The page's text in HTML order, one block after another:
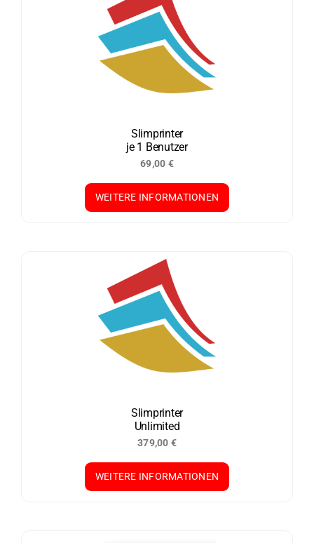
Varianten
auf.
Die
Optionen
Produktseite
Slimprinter
je 1 Benutzer
69,00 €
WEITERE INFORMATIONEN
Slimprinter
Unlimited
379,00 €
WEITERE INFORMATIONEN